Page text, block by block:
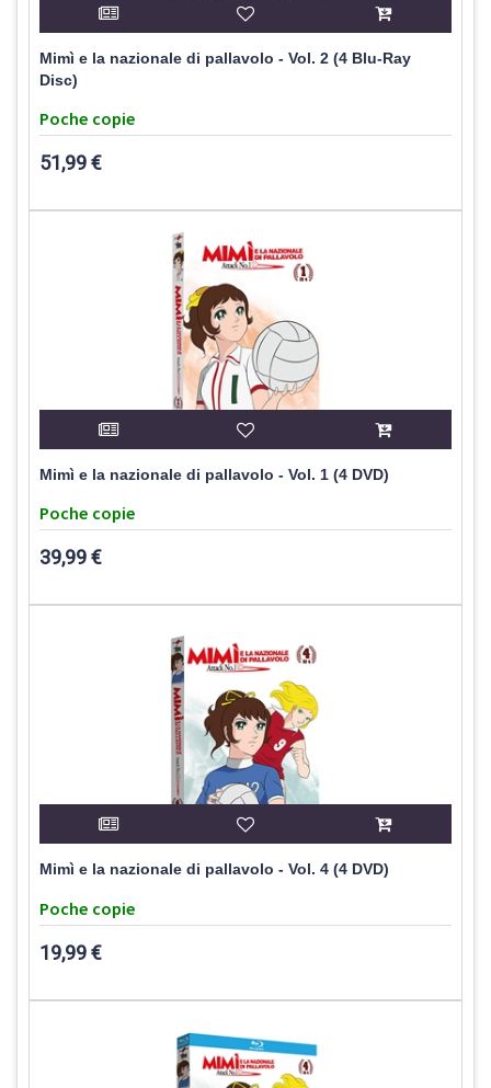
Mimì e la nazionale di pallavolo - Vol. 2 (4 Blu-Ray
Disc)
Poche copie
51,99 €
Mimì e la nazionale di pallavolo - Vol. 1 (4 DVD)
Poche copie
39,99 €
Mimì e la nazionale di pallavolo - Vol. 4 (4 DVD)
Poche copie
19,99 €